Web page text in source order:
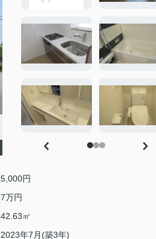
5,000円
7万円
42.63㎡
2023年7月(築3年)